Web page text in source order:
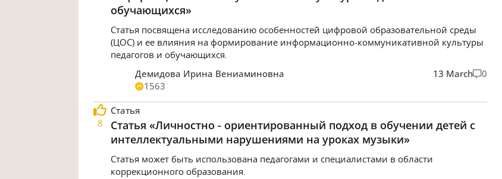
обучающихся»
Статья посвящена исследованию особенностей цифровой образовательной среды
(ЦОС) и ее влияния на формирование информационно-коммуникативной культуры
педагогов и обучающихся.
Демидова Ирина Вениаминовна
1563
13 March 0
8
Статья
Статья «Личностно - ориентированный подход в обучении детей с
интеллектуальными нарушениями на уроках музыки»
Статья может быть использована педагогами и специалистами в области
коррекционного образования.